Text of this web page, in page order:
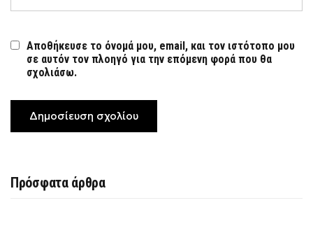
Αποθήκευσε το όνομά μου, email, και τον ιστότοπο μου
σε αυτόν τον πλοηγό για την επόμενη φορά που θα
σχολιάσω.
Πρόσφατα άρθρα